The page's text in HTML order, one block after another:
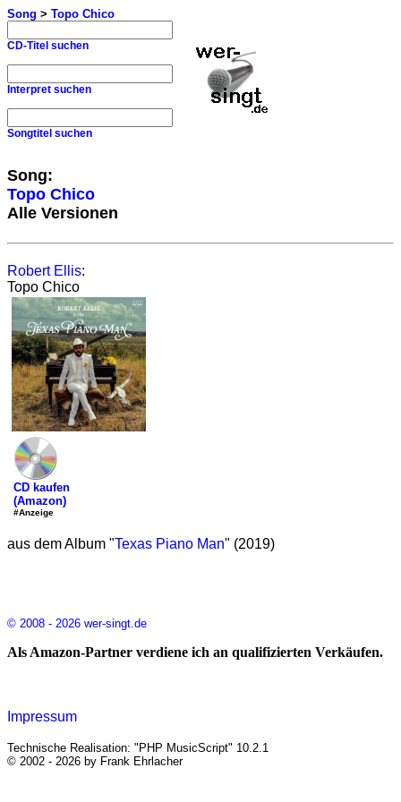
Song > Topo Chico
CD-Titel suchen
Interpret suchen
Songtitel suchen
Song:
Topo Chico
Alle Versionen
Robert Ellis:
Topo Chico
CD kaufen
(Amazon)
#Anzeige
aus dem Album "Texas Piano Man" (2019)
© 2008 - 2026 wer-singt.de
Als Amazon-Partner verdiene ich an qualifizierten Verkäufen.
Impressum
Technische Realisation: "PHP MusicScript" 10.2.1
© 2002 - 2026 by Frank Ehrlacher